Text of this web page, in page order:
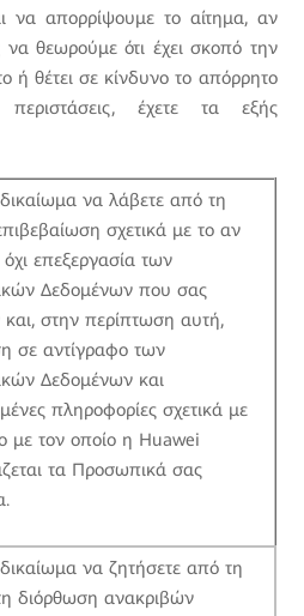
να απορρίψουμε το αίτημα, αν
θεωρούμε ότι έχει σκοπό την
ή θέτει σε κίνδυνο το απόρρητο
έχετε τα εξής
να λάβετε από τη
σχετικά με το αν
όχι επεξεργασία των
Δεδομένων που σας
στην περίπτωση αυτή,
σε αντίγραφο των
Δεδομένων και
πληροφορίες σχετικά με
με τον οποίο η Huawei
τα Προσωπικά σας
να ζητήσετε από τη
διόρθωση ανακριβών